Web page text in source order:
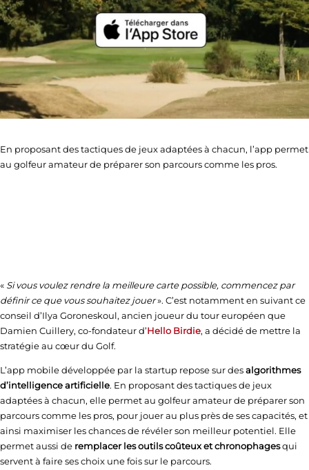
En proposant des tactiques de jeux adaptées à chacun, l’app permet
au golfeur amateur de préparer son parcours comme les pros.
« Si vous voulez rendre la meilleure carte possible, commencez par
définir ce que vous souhaitez jouer». C’est notamment en suivant ce
conseil d’Ilya Goroneskoul, ancien joueur du tour européen que
Damien Cuillery, co-fondateur d’Hello Birdie, a décidé de mettre la
stratégie au cœur du Golf.
L’app mobile développée par la startup repose sur desalgorithmes
d’intelligence artificielle. En proposant des tactiques de jeux
adaptées à chacun, elle permet au golfeur amateur de préparer son
parcours comme les pros, pour jouer au plus près de ses capacités, et
ainsi maximiser les chances de révéler son meilleur potentiel. Elle
permet aussi de remplacer les outils coûteux et chronophagesqui
servent à faire ses choix une fois sur le parcours.